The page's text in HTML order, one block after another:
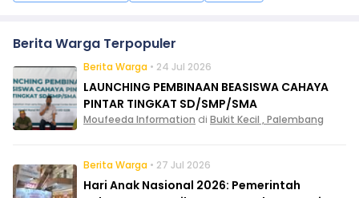
Berita Warga Terpopuler
Berita Warga • 24 Jul 2026
LAUNCHING PEMBINAAN BEASISWA CAHAYA
PINTAR TINGKAT SD/SMP/SMA
Moufeeda Information di Bukit Kecil , Palembang
Berita Warga • 27 Jul 2026
Hari Anak Nasional 2026: Pemerintah